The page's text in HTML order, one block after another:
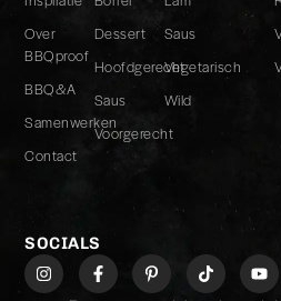
Over
BBQproof
BBQ&A
Samenwerken
Contact
Dessert
Hoofdgerecht
Saus
Voorgerecht
Saus
Vegetarisch
Wild
SOCIALS